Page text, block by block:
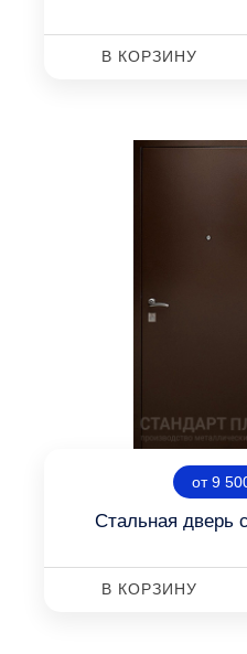
В КОРЗИНУ
от 9
Стальная
В КОРЗИНУ